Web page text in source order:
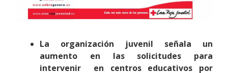
La organización juvenil señala un
aumento en las solicitudes para
intervenir en centros educativos por